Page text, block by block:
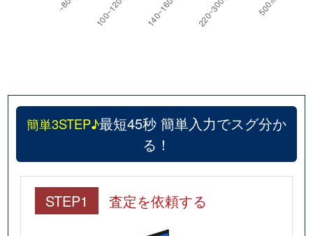
簡単3STEP♪最短45秒 簡単入力でスグ分か
る！
STEP1 査定を依頼する